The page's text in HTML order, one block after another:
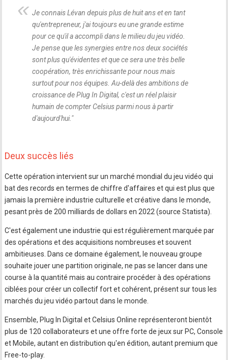
Je connais Lévan depuis plus de huit ans et en tant
qu'entrepreneur, j'ai toujours eu une grande estime
pour ce qu'il a accompli dans le milieu du jeu vidéo.
Je pense que les synergies entre nos deux sociétés
sont plus qu'évidentes et que ce sera une très belle
coopération, très enrichissante pour nous mais
surtout pour nos équipes. Au-delà des ambitions de
croissance de Plug In Digital, c'est un réel plaisir
humain de compter Celsius parmi nous à partir
d'aujourd'hui."
Deux succès liés
Cette opération intervient sur un marché mondial du jeu vidéo qui
bat des records en termes de chiffre d'affaires et qui est plus que
jamais la première industrie culturelle et créative dans le monde,
pesant près de 200 milliards de dollars en 2022 (source Statista).
C'est également une industrie qui est régulièrement marquée par
des opérations et des acquisitions nombreuses et souvent
ambitieuses. Dans ce domaine également, le nouveau groupe
souhaite jouer une partition originale, ne pas se lancer dans une
course à la quantité mais au contraire procéder à des opérations
ciblées pour créer un collectif fort et cohérent, présent sur tous les
marchés du jeu vidéo partout dans le monde.
Ensemble, Plug In Digital et Celsius Online représenteront bientôt
plus de 120 collaborateurs et une offre forte de jeux sur PC, Console
et Mobile, autant en distribution qu'en édition, autant premium que
Free-to-play.